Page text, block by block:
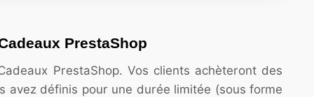
PrestaShop
PrestaShop. Vos clients achèteront des
définis pour une durée limitée (sous forme